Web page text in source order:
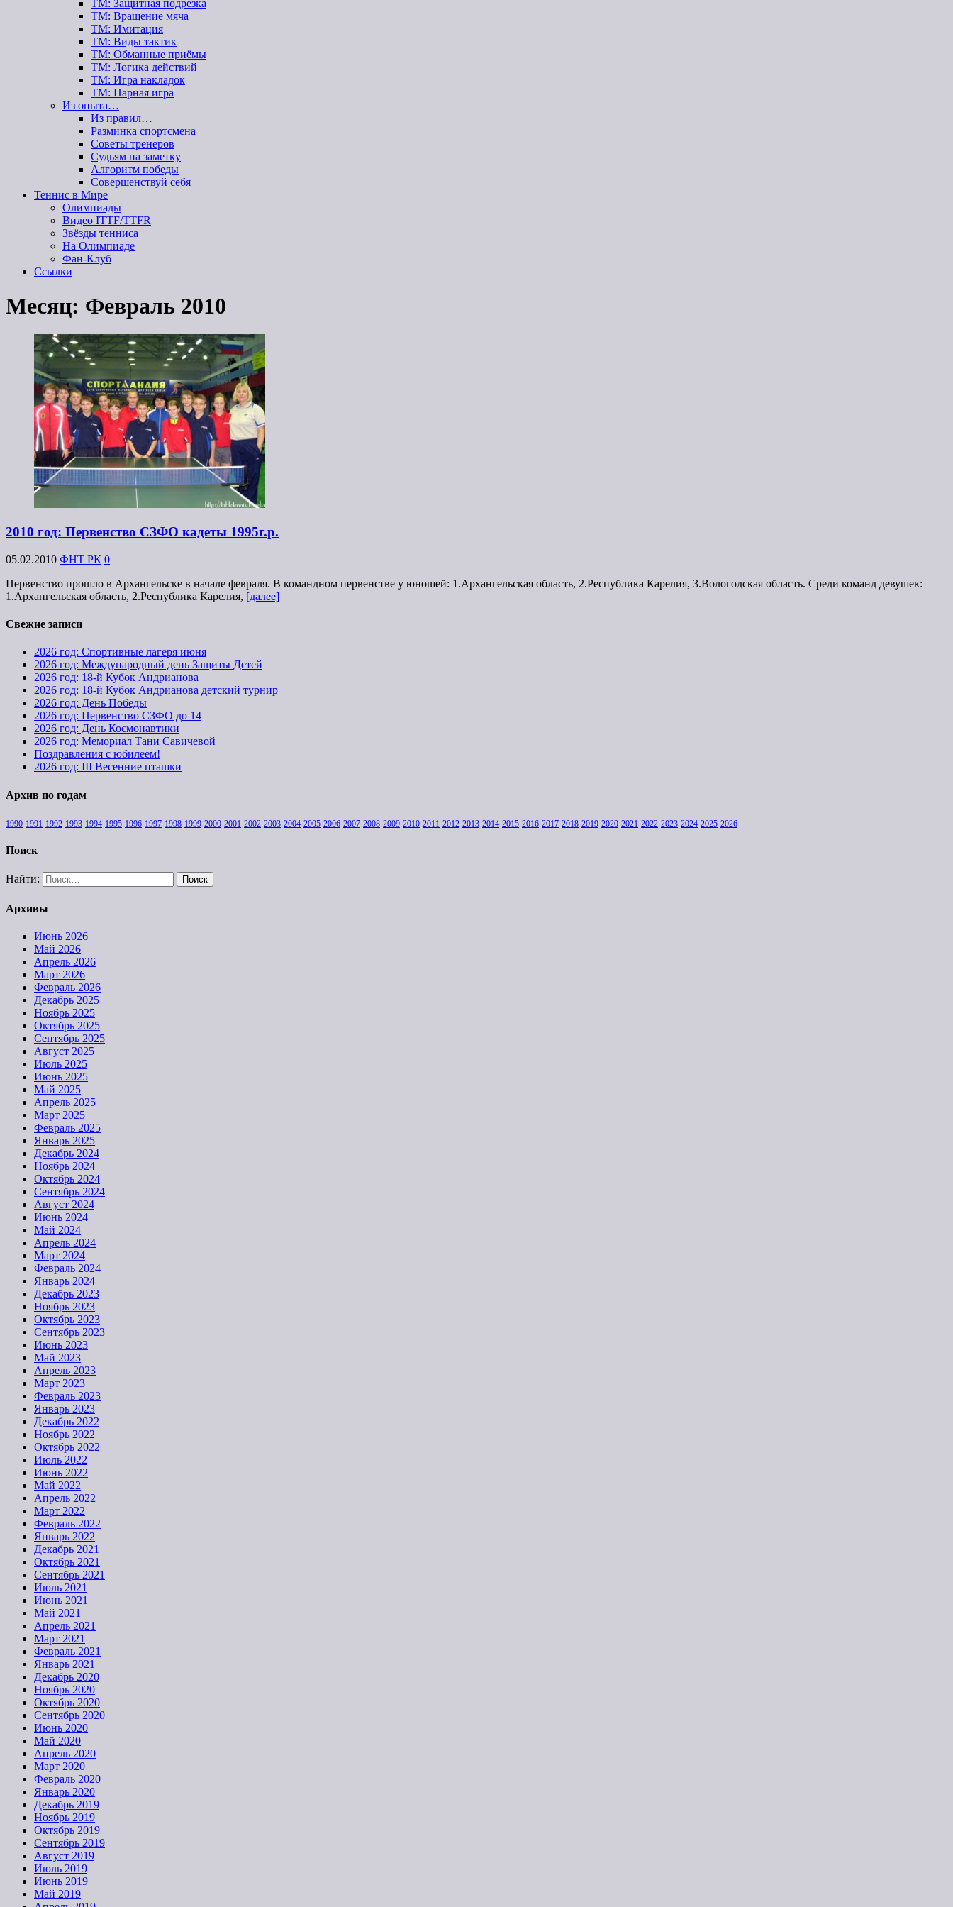
ТМ: Защитная подрезка
ТМ: Вращение мяча
ТМ: Имитация
ТМ: Виды тактик
ТМ: Обманные приёмы
ТМ: Логика действий
ТМ: Игра накладок
ТМ: Парная игра
Из опыта…
Из правил…
Разминка спортсмена
Советы тренеров
Судьям на заметку
Алгоритм победы
Совершенствуй себя
Теннис в Мире
Олимпиады
Видео ITTF/TTFR
Звёзды тенниса
На Олимпиаде
Фан-Клуб
Ссылки
Месяц: Февраль 2010
2010 год: Первенство СЗФО кадеты 1995г.р.
05.02.2010 ФНТ РК 0
Первенство прошло в Архангельске в начале февраля. В командном первенстве у юношей: 1.Архангельская область, 2.Республика Карелия, 3.Вологодская область. Среди команд девушек:
1.Архангельская область, 2.Республика Карелия, [далее]
Свежие записи
2026 год: Спортивные лагеря июня
2026 год: Международный день Защиты Детей
2026 год: 18-й Кубок Андрианова
2026 год: 18-й Кубок Андрианова детский турнир
2026 год: День Победы
2026 год: Первенство СЗФО до 14
2026 год: День Космонавтики
2026 год: Мемориал Тани Савичевой
Поздравления с юбилеем!
2026 год: III Весенние пташки
Архив по годам
1990 1991 1992 1993 1994 1995 1996 1997 1998 1999 2000 2001 2002 2003 2004 2005 2006 2007 2008 2009 2010 2011 2012 2013 2014 2015 2016 2017 2018 2019 2020 2021 2022 2023 2024 2025 2026
Поиск
Найти:
Архивы
Июнь 2026
Май 2026
Апрель 2026
Март 2026
Февраль 2026
Декабрь 2025
Ноябрь 2025
Октябрь 2025
Сентябрь 2025
Август 2025
Июль 2025
Июнь 2025
Май 2025
Апрель 2025
Март 2025
Февраль 2025
Январь 2025
Декабрь 2024
Ноябрь 2024
Октябрь 2024
Сентябрь 2024
Август 2024
Июнь 2024
Май 2024
Апрель 2024
Март 2024
Февраль 2024
Январь 2024
Декабрь 2023
Ноябрь 2023
Октябрь 2023
Сентябрь 2023
Июнь 2023
Май 2023
Апрель 2023
Март 2023
Февраль 2023
Январь 2023
Декабрь 2022
Ноябрь 2022
Октябрь 2022
Июль 2022
Июнь 2022
Май 2022
Апрель 2022
Март 2022
Февраль 2022
Январь 2022
Декабрь 2021
Октябрь 2021
Сентябрь 2021
Июль 2021
Июнь 2021
Май 2021
Апрель 2021
Март 2021
Февраль 2021
Январь 2021
Декабрь 2020
Ноябрь 2020
Октябрь 2020
Сентябрь 2020
Июнь 2020
Май 2020
Апрель 2020
Март 2020
Февраль 2020
Январь 2020
Декабрь 2019
Ноябрь 2019
Октябрь 2019
Сентябрь 2019
Август 2019
Июль 2019
Июнь 2019
Май 2019